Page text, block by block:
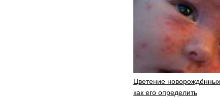
Цветение
как его определить